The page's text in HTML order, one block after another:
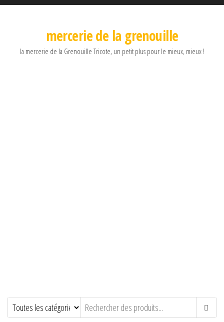
mercerie de la grenouille
la mercerie de la Grenouille Tricote, un petit plus pour le mieux, mieux !